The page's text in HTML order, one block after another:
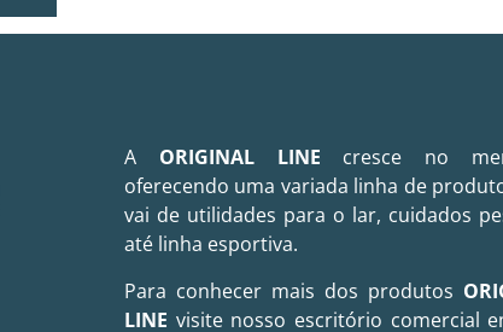
A ORIGINAL LINE cresce no
oferecendo uma variada linha de
vai de utilidades para o lar, cuidados
até linha esportiva.
Para conhecer mais dos produtos
LINE visite nosso escritório comercial